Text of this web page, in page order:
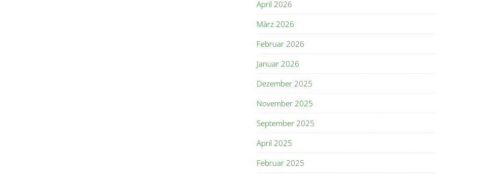
April 2026
März 2026
Februar 2026
Januar 2026
Dezember 2025
November 2025
September 2025
April 2025
Februar 2025